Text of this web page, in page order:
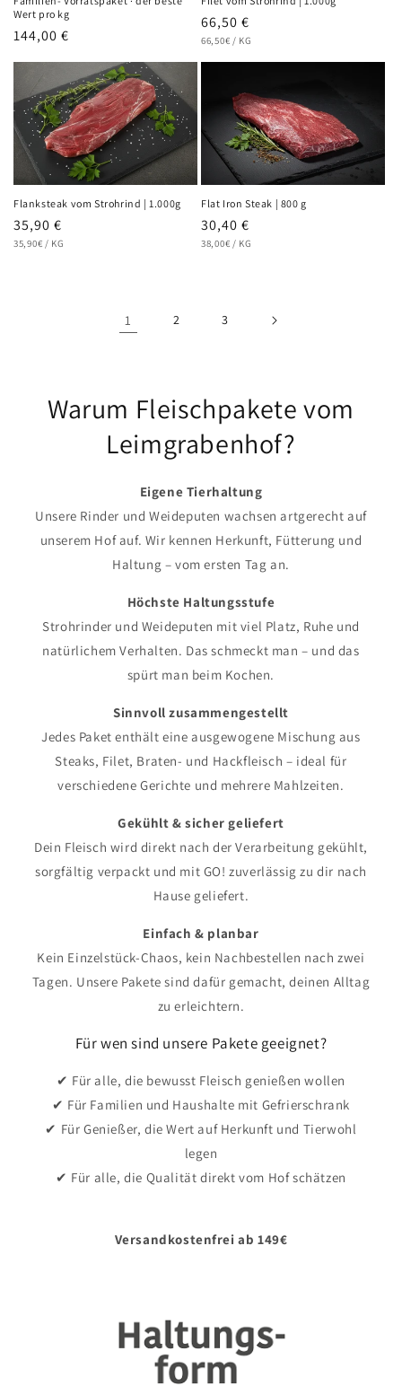
Wert pro kg
Normaler
144,00 €
Normaler
Preis
66,50 €
GRUNDPREIS
66,50€ / PRO
KG
Flanksteak vom Strohrind | 1.000g
Normaler
Preis
35,90 €
GRUNDPREIS
35,90€ / PRO
KG
Flat Iron Steak | 800 g
Normaler
Preis
30,40 €
GRUNDPREIS
38,00€ / PRO
KG
1 2 3
Warum Fleischpakete vom
Leimgrabenhof?
Eigene Tierhaltung
Unsere Rinder und Weideputen wachsen artgerecht auf
unserem Hof auf. Wir kennen Herkunft, Fütterung und
Haltung – vom ersten Tag an.
Höchste Haltungsstufe
Strohrinder und Weideputen mit viel Platz, Ruhe und
natürlichem Verhalten. Das schmeckt man – und das
spürt man beim Kochen.
Sinnvoll zusammengestellt
Jedes Paket enthält eine ausgewogene Mischung aus
Steaks, Filet, Braten- und Hackfleisch – ideal für
verschiedene Gerichte und mehrere Mahlzeiten.
Gekühlt & sicher geliefert
Dein Fleisch wird direkt nach der Verarbeitung gekühlt,
sorgfältig verpackt und mit GO! zuverlässig zu dir nach
Hause geliefert.
Einfach & planbar
Kein Einzelstück-Chaos, kein Nachbestellen nach zwei
Tagen. Unsere Pakete sind dafür gemacht, deinen Alltag
zu erleichtern.
Für wen sind unsere Pakete geeignet?
✔ Für alle, die bewusst Fleisch genießen wollen
✔ Für Familien und Haushalte mit Gefrierschrank
✔ Für Genießer, die Wert auf Herkunft und Tierwohl
legen
✔ Für alle, die Qualität direkt vom Hof schätzen
Versandkostenfrei ab 149€